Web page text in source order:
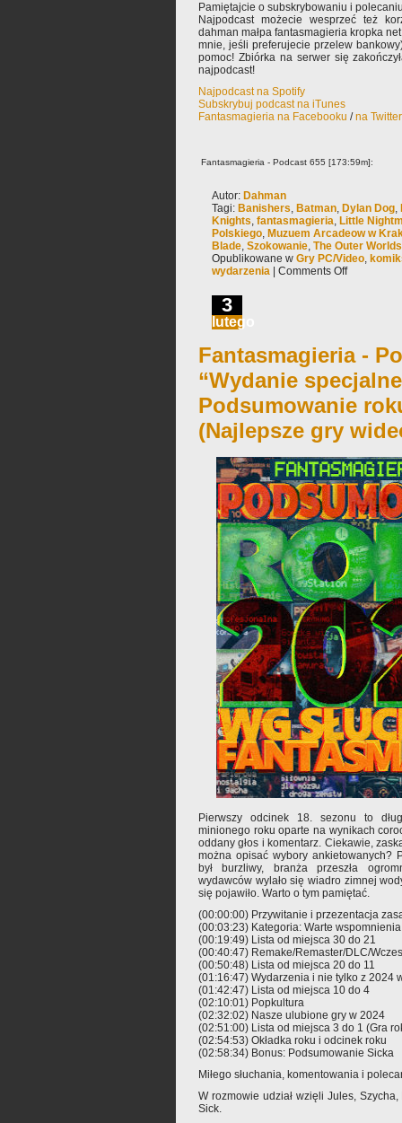
Pamiętajcie o subskrybowaniu i
Najpodcast możecie wesprzeć też
dahman małpa fantasmagieria kropka
mnie, jeśli preferujecie przelew
pomoc! Zbiórka na serwer się
najpodcast!
Najpodcast na Spotify
Subskrybuj podcast na iTunes
Fantasmagieria na Facebooku /na
Fantasmagieria - Podcast 655 [173:59m]:
Autor: Dahman
Tagi: Banishers, Batman, Dylan Dog,
Knights, fantasmagieria, Little
Polskiego, Muzuem Arcadeow w
Blade, Szokowanie, The Outer
Opublikowane w Gry PC/Video,
wydarzenia
Comments Off
3
lutego
Fantasmagieria -
“Wydanie
Podsumowanie
(Najlepsze gry
Pierwszy odcinek 18. sezonu to
minionego roku oparte na wynikach
oddany głos i komentarz. Ciekawie,
można opisać wybory ankietowanych?
był burzliwy, branża przeszła
wydawców wylało się wiadro zimnej
się pojawiło. Warto o tym pamiętać.
(00:00:00) Przywitanie i przezentacja
(00:03:23) Kategoria: Warte
(00:19:49) Lista od miejsca 30 do 21
(00:40:47) Remake/Remaster/DLC/
(00:50:48) Lista od miejsca 20 do 11
(01:16:47) Wydarzenia i nie tylko z 2024
(01:42:47) Lista od miejsca 10 do 4
(02:10:01) Popkultura
(02:32:02) Nasze ulubione gry w 2024
(02:51:00) Lista od miejsca 3 do 1 (Gra
(02:54:53) Okładka roku i odcinek roku
(02:58:34) Bonus: Podsumowanie Sicka
Miłego słuchania, komentowania i
W rozmowie udział wzięli Jules,
Sick.